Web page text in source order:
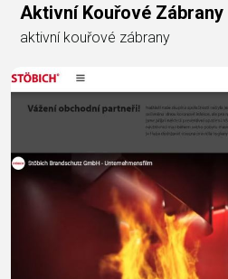
Aktivní Kouřové Zábrany
aktivní kouřové zábrany